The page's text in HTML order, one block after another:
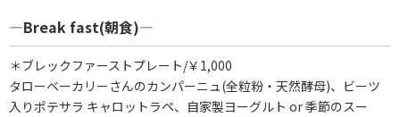
―Break fast(朝食)―
＊ブレックファーストプレート/￥1,000
タローベーカリーさんのカンパーニュ(全粒粉・天然酵母)、ビーツ
入りポテサラ キャロットラペ、自家製ヨーグルト or 季節のスー